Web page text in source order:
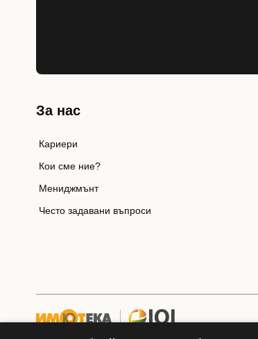
За нас
Кариери
Кои сме ние?
Мениджмънт
Често задавани въпроси